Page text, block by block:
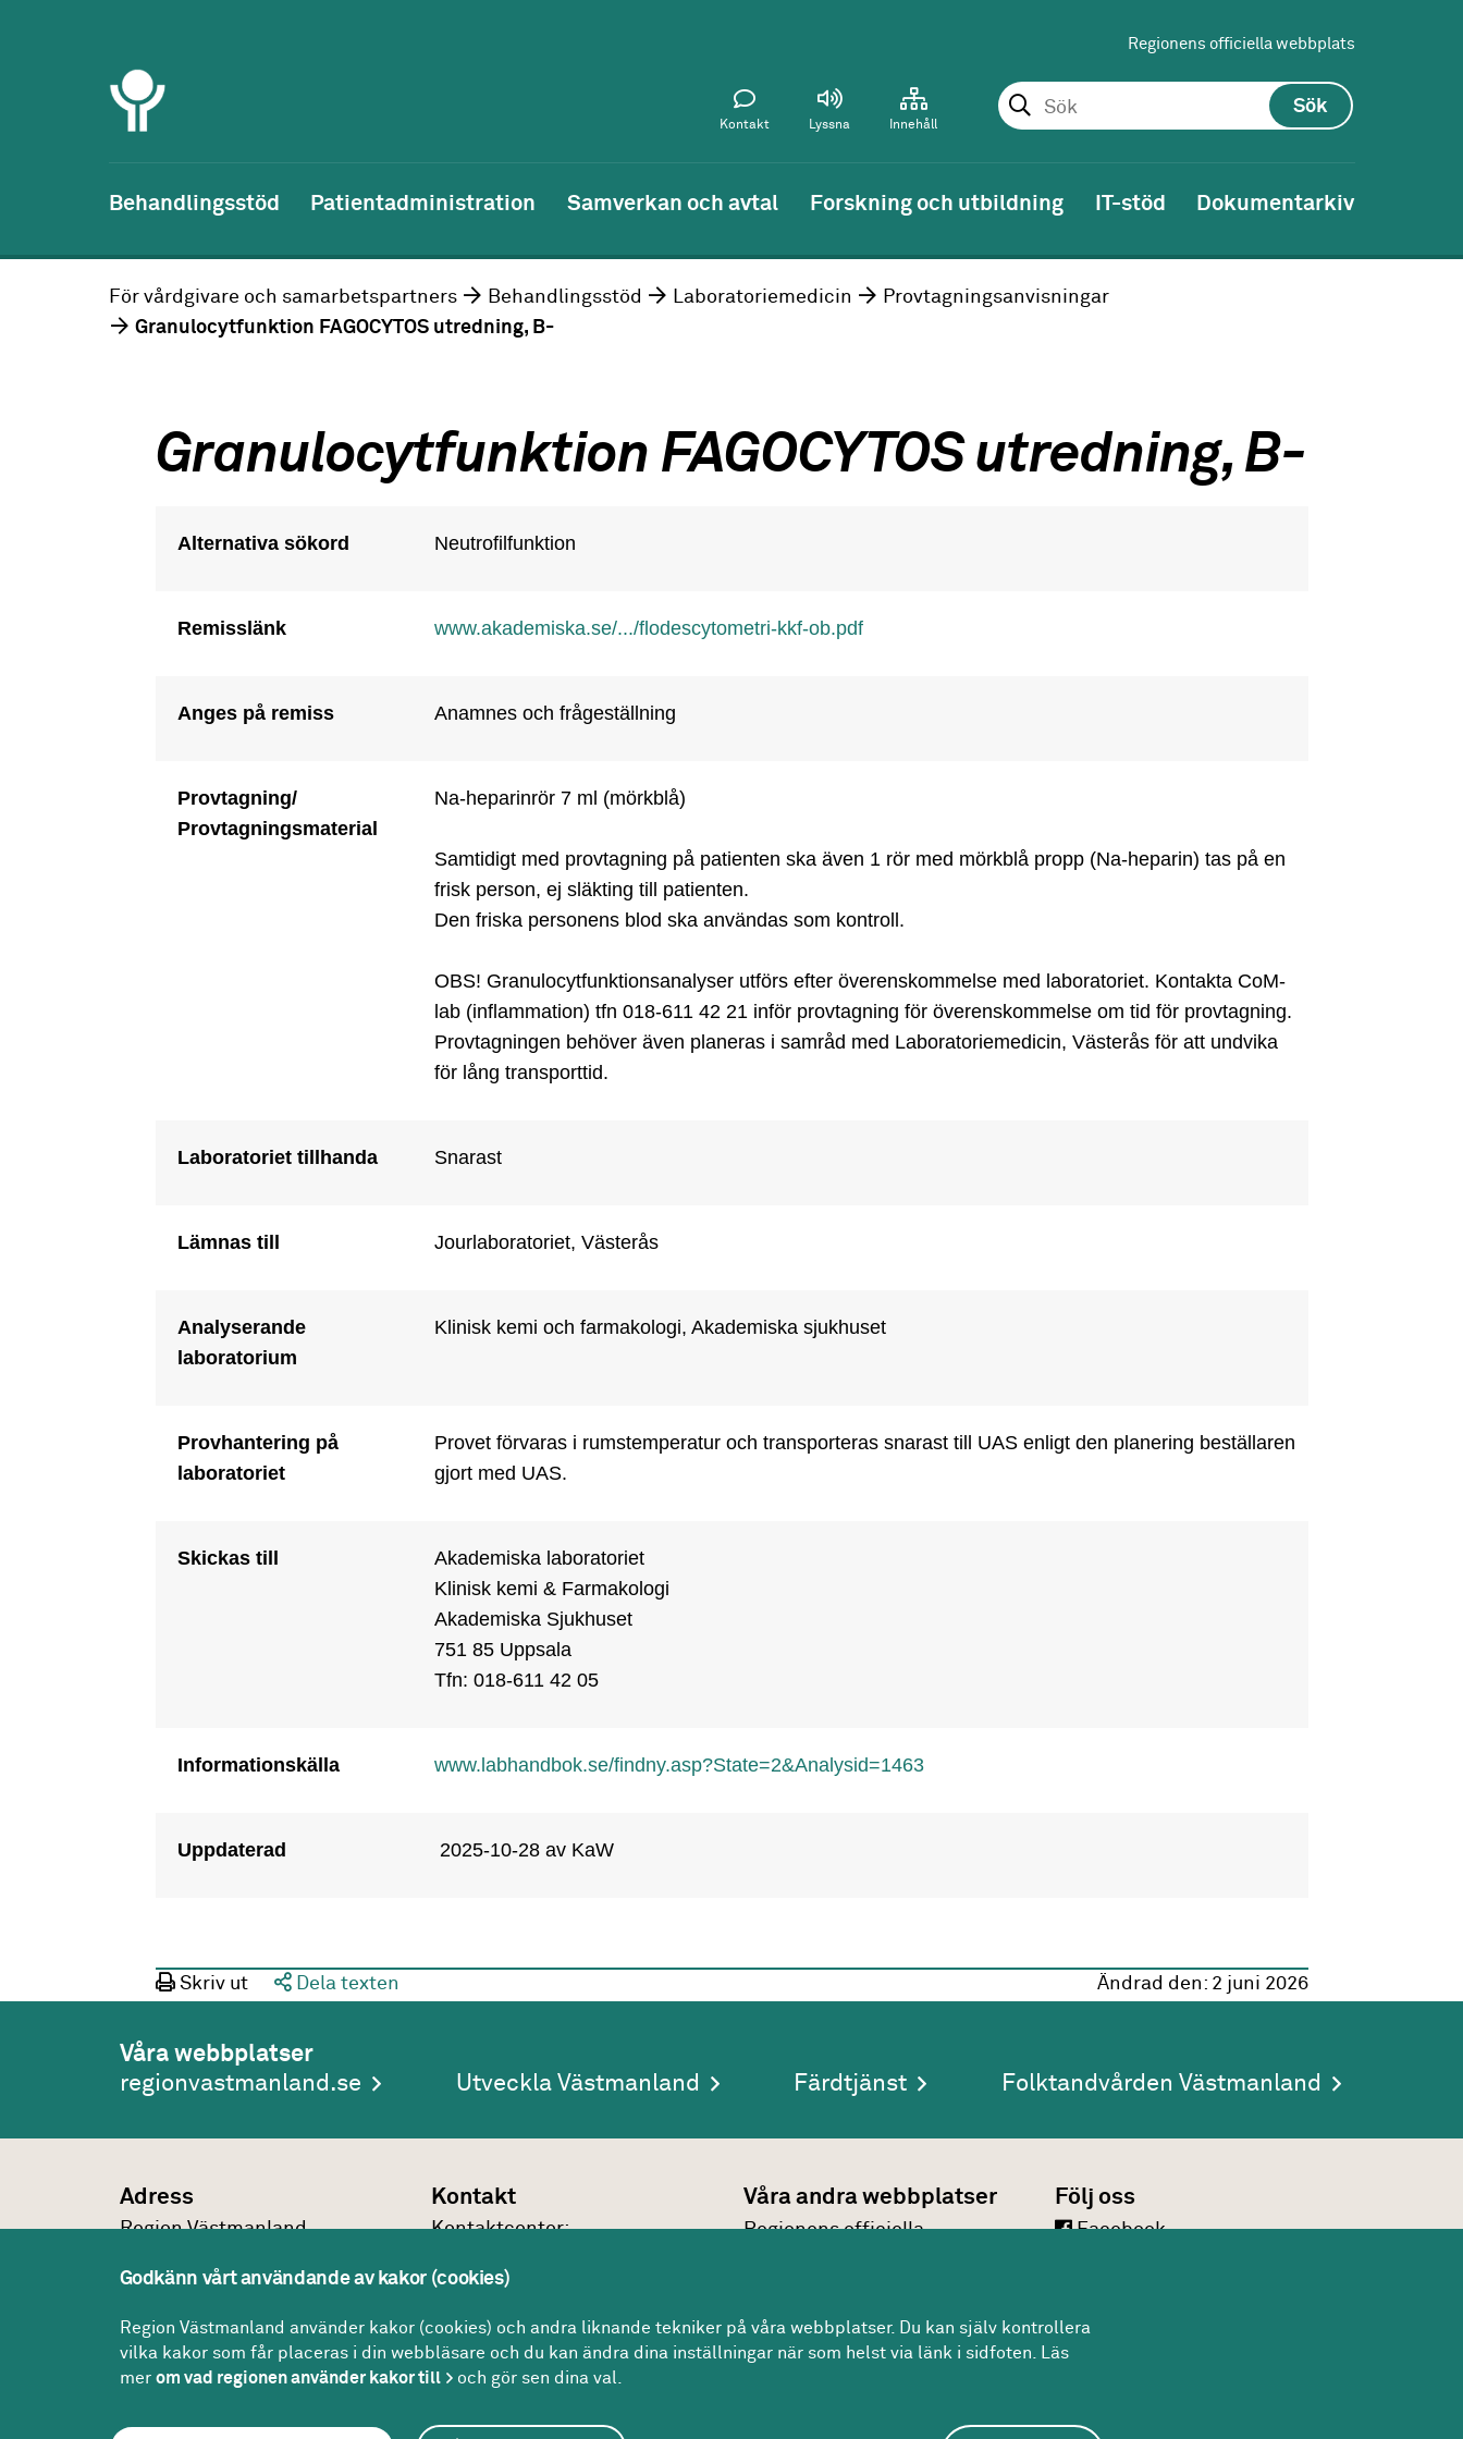
Regionens officiella webbplats
Sök
Kontakt Lyssna Innehåll
Behandlingsstöd Patientadministration Samverkan och avtal Forskning och utbildning IT-stöd Dokumentarkiv
För vårdgivare och samarbetspartners Behandlingsstöd Laboratoriemedicin
Provtagningsanvisningar
Granulocytfunktion FAGOCYTOS utredning, B-
Granulocytfunktion FAGOCYTOS utredning, B-
Alternativa sökord Neutrofilfunktion
Remisslänk www.akademiska.se/.../flodescytometri-kkf-ob.pdf
Anges på remiss Anamnes och frågeställning
Provtagning/
Provtagningsmaterial
Na-heparinrör 7 ml (mörkblå)
Samtidigt med provtagning på patienten ska även 1 rör med mörkblå propp (Na-heparin) tas på en
frisk person, ej släkting till patienten.
Den friska personens blod ska användas som kontroll.
OBS! Granulocytfunktionsanalyser utförs efter överenskommelse med laboratoriet. Kontakta CoM-
lab (inflammation) tfn 018-611 42 21 inför provtagning för överenskommelse om tid för provtagning.
Provtagningen behöver även planeras i samråd med Laboratoriemedicin, Västerås för att undvika
för lång transporttid.
Laboratoriet tillhanda Snarast
Lämnas till Jourlaboratoriet, Västerås
Analyserande
laboratorium
Klinisk kemi och farmakologi, Akademiska sjukhuset
Provhantering på
laboratoriet
Provet förvaras i rumstemperatur och transporteras snarast till UAS enligt den planering beställaren
gjort med UAS.
Skickas till
Akademiska laboratoriet
Klinisk kemi & Farmakologi
Akademiska Sjukhuset
751 85 Uppsala
Tfn: 018-611 42 05
Informationskälla www.labhandbok.se/findny.asp?State=2&Analysid=1463
Uppdaterad 2025-10-28av KaW
Skriv ut Dela texten Ändrad den: 2 juni 2026
Våra webbplatser
regionvastmanland.se
Utveckla Västmanland Färdtjänst Folktandvården Västmanland
Adress
Region Västmanland
721 89 Västerås
Kontakt
Kontakt­center:
region@regionvastmanland.se
Kontakt
Våra andra webbplatser
Regionens officiella
intranät
Följ oss
Facebook
Godkänn vårt användande av kakor (cookies)
Region Västmanland använder kakor (cookies) och andra liknande tekniker på våra webbplatser. Du kan själv kontrollera
vilka kakor som får placeras i din webbläsare och du kan ändra dina inställningar när som helst via länk i sidfoten. Läs
mer om vad regionen använder kakor till och gör sen dina val.